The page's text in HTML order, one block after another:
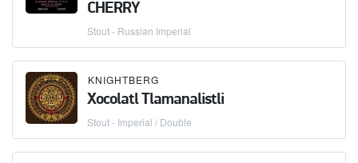
CHERRY
Stout - Russian Imperial
KNIGHTBERG
Xocolatl Tlamanalistli
Stout - Imperial / Double